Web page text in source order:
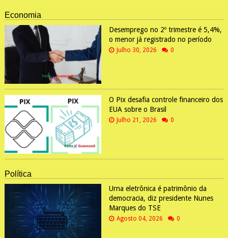
Economia
Desemprego no 2º trimestre é 5,4%,
o menor já registrado no período
Julho 30, 2026 0
O Pix desafia controle financeiro dos
EUA sobre o Brasil
Julho 21, 2026 0
Política
Urna eletrônica é patrimônio da
democracia, diz presidente Nunes
Marques do TSE
Agosto 04, 2026 0